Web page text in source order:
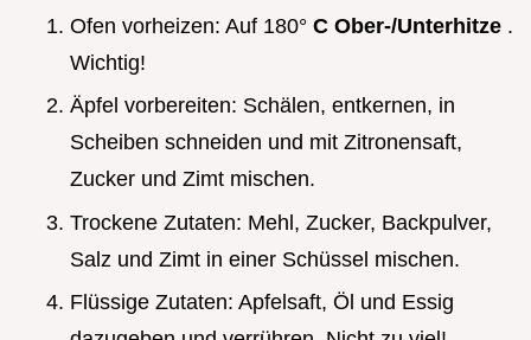
Ofen vorheizen: Auf 180° C Ober-/Unterhitze .
Wichtig!
Äpfel vorbereiten: Schälen, entkernen, in
Scheiben schneiden und mit Zitronensaft,
Zucker und Zimt mischen.
Trockene Zutaten: Mehl, Zucker, Backpulver,
Salz und Zimt in einer Schüssel mischen.
Flüssige Zutaten: Apfelsaft, Öl und Essig